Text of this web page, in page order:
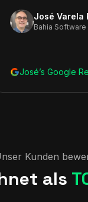
José Varela
Bahia Software
José’s Google
Kunden
als